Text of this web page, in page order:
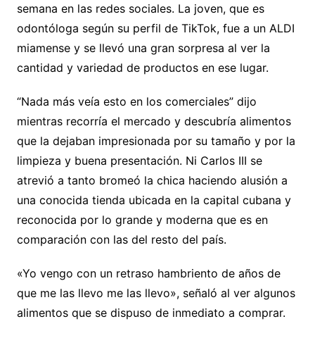
semana en las redes sociales. La joven, que es
odontóloga según su perfil de TikTok, fue a un ALDI
miamense y se llevó una gran sorpresa al ver la
cantidad y variedad de productos en ese lugar.
“Nada más veía esto en los comerciales” dijo
mientras recorría el mercado y descubría alimentos
que la dejaban impresionada por su tamaño y por la
limpieza y buena presentación. Ni Carlos III se
atrevió a tanto bromeó la chica haciendo alusión a
una conocida tienda ubicada en la capital cubana y
reconocida por lo grande y moderna que es en
comparación con las del resto del país.
«Yo vengo con un retraso hambriento de años de
que me las llevo me las llevo», señaló al ver algunos
alimentos que se dispuso de inmediato a comprar.